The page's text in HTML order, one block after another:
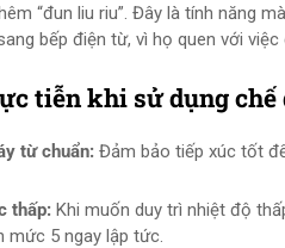
“đun liu riu”. Đây là tính năng
bếp điện từ, vì họ quen với
tiễn khi sử dụng
từ chuẩn: Đảm bảo tiếp xúc tốt
thấp: Khi muốn duy trì nhiệt độ
mức 5 ngay lập tức.